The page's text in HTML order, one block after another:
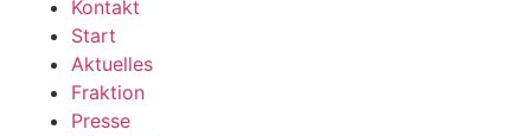
Kontakt
Start
Aktuelles
Fraktion
Presse